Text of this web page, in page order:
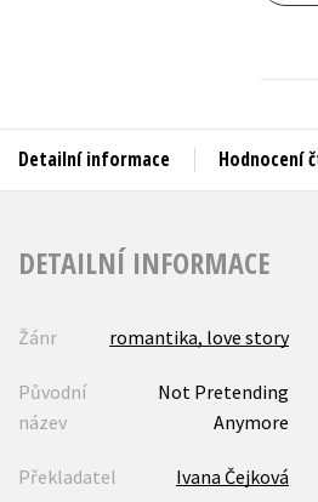
Detailní informace Hodnocení
DETAILNÍ INFORMACE
Žánr romantika, love story
Původní
název
Not Pretending
Anymore
Překladatel Ivana Čejková